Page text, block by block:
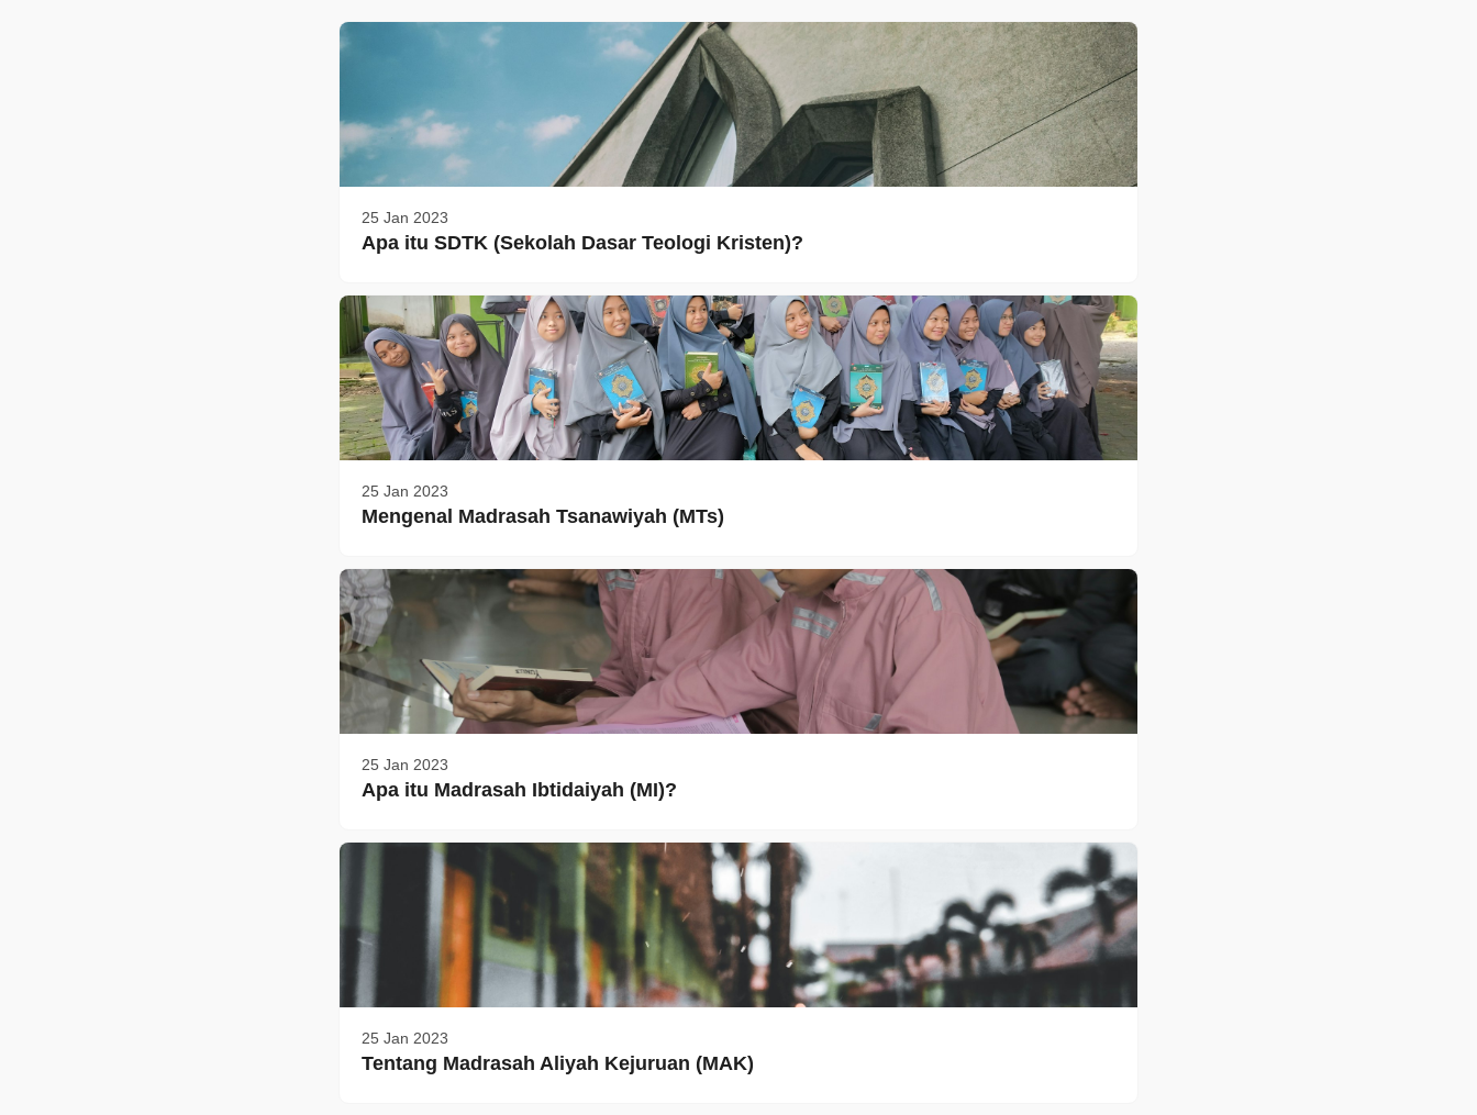
25 Jan 2023
Apa itu SDTK (Sekolah Dasar Teologi Kristen)?
25 Jan 2023
Mengenal Madrasah Tsanawiyah (MTs)
25 Jan 2023
Apa itu Madrasah Ibtidaiyah (MI)?
25 Jan 2023
Tentang Madrasah Aliyah Kejuruan (MAK)